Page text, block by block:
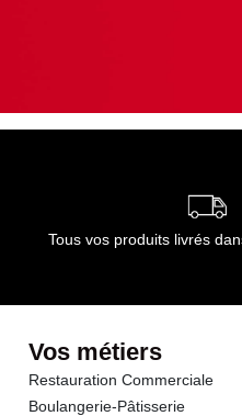
Tous vos produits livrés
Vos métiers
Restauration Commerciale
Boulangerie-Pâtisserie